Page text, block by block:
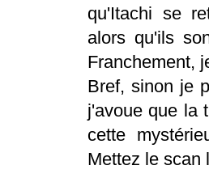
qu'Itachi se
alors qu'ils
Franchement,
Bref, sinon je
j'avoue que la
cette
Mettez le scan